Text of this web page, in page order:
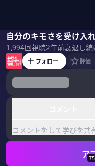
自分のキモさを受け入
1,994回視聴2年前
宮台真司佐々木チワワ
フォロー 評価
コメントをして学びを共
ア